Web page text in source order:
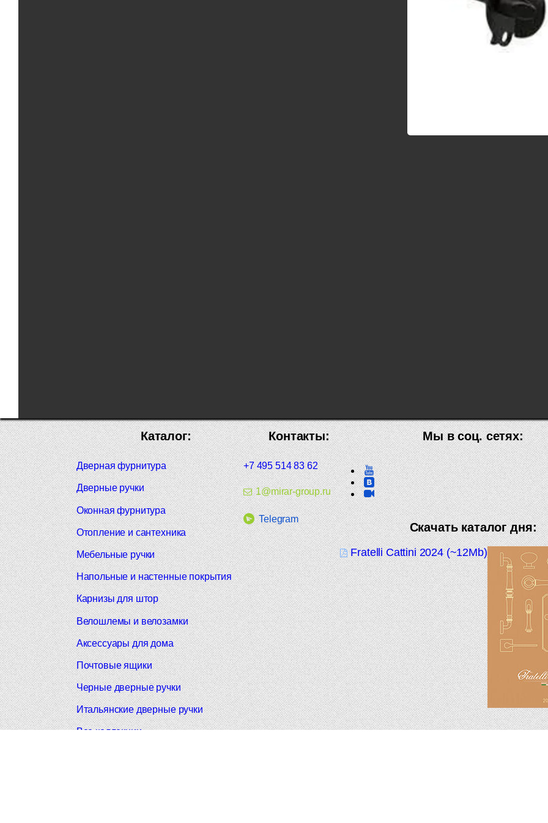
Мы в соц. сетях:
Скачать каталог дня:
Fratelli Cattini 2024 (~12Mb)
Контакты:
+7 495 514 83 62
1@mirar-group.ru
Telegram
Каталог:
Дверная фурнитура
Дверные ручки
Оконная фурнитура
Отопление и сантехника
Мебельные ручки
Напольные и настенные покрытия
Карнизы для штор
Велошлемы и велозамки
Аксессуары для дома
Почтовые ящики
Черные дверные ручки
Итальянские дверные ручки
Все коллекции